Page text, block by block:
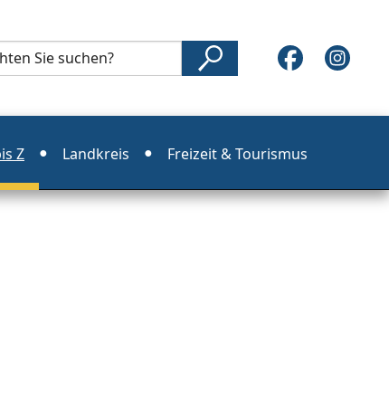
Z Landkreis Freizeit & Tourismus